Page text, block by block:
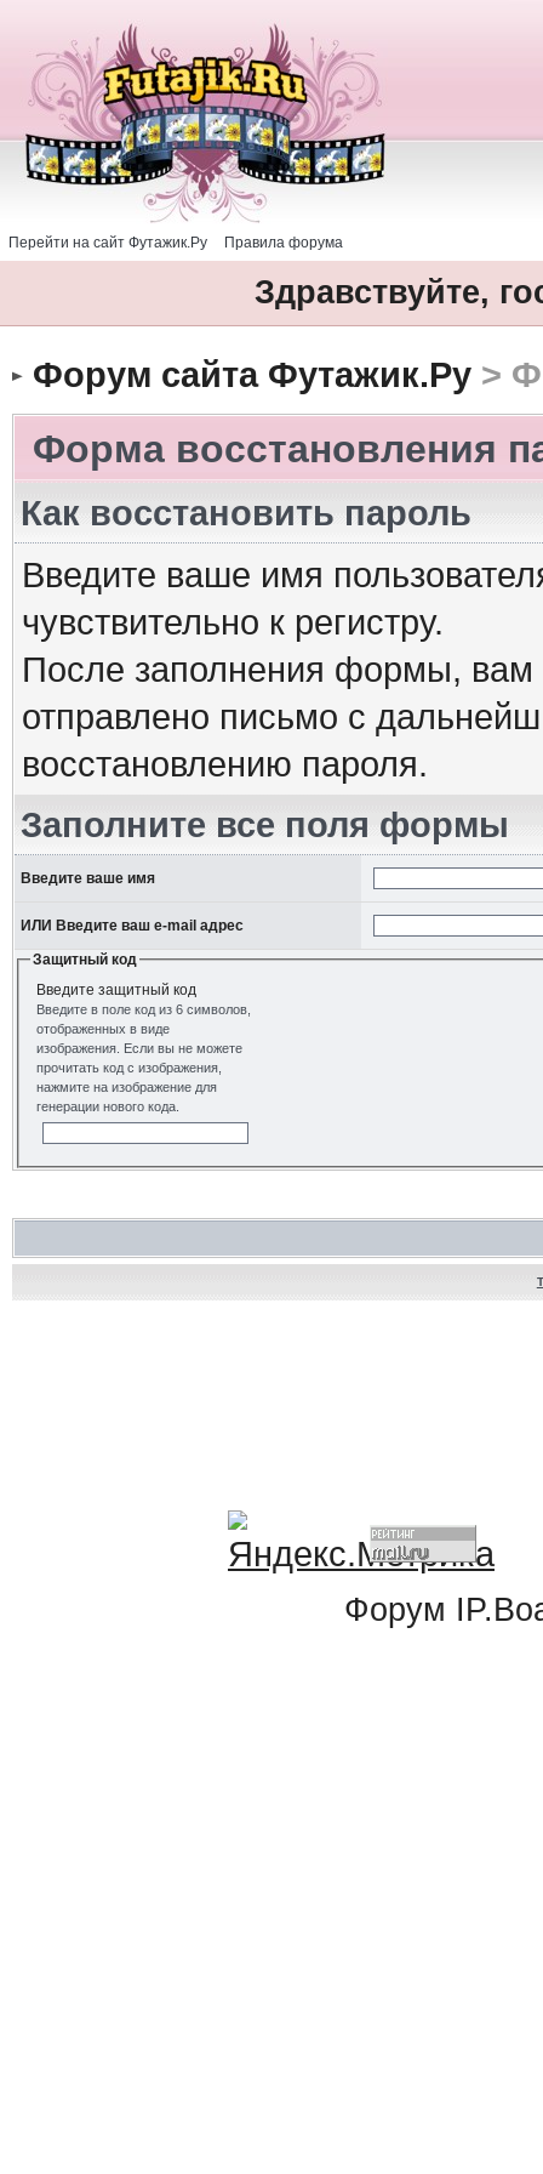
Перейти на сайт Футажик.Ру Правила форума
Здравствуйте,
Форум сайта Футажик.Ру>
Форма восстановления
Как восстановить пароль
Введите ваше имя
чувствительно к регистру.
После заполнения формы, вам
отправлено письмо с
восстановлению пароля.
Заполните все поля формы
Введите ваше имя
ИЛИ Введите ваш e-mail адрес
Защитный код
Введите защитный код
Введите в поле код из 6 символов,
отображенных в виде
изображения. Если вы не можете
прочитать код с изображения,
нажмите на изображение для
генерации нового кода.
Форум